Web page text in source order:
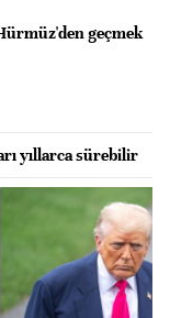
geçmek
yıllarca sürebilir